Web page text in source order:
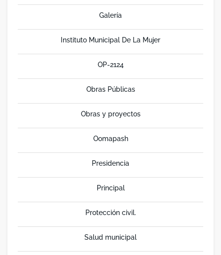
Galería
Instituto Municipal De La Mujer
OP-2124
Obras Públicas
Obras y proyectos
Oomapash
Presidencia
Principal
Protección civil.
Salud municipal